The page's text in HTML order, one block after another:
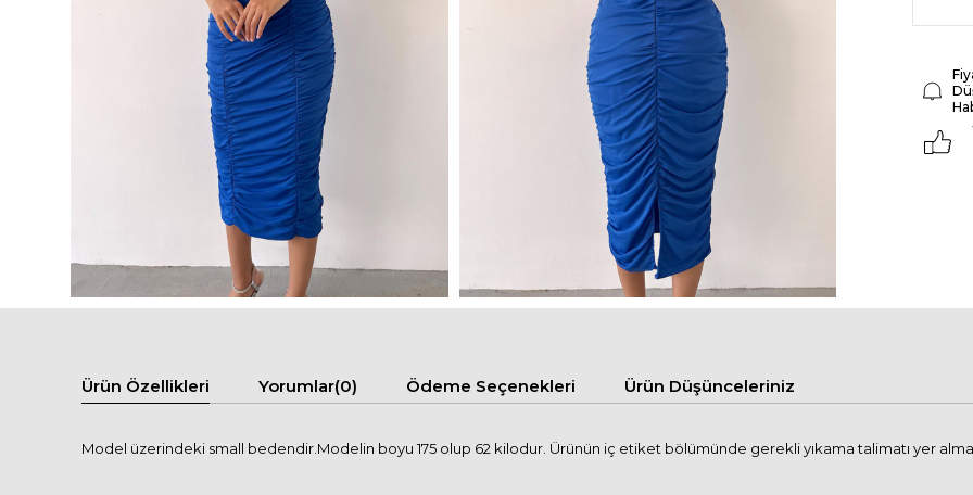
Ürün Özellikleri Yorumlar(0) Ödeme Seçenekleri Ürün Düşünceleriniz
Model üzerindeki small bedendir.Modelin boyu 175 olup 62 kilodur. Ürünün iç etiket bölümünde gerekli yıkama talimatı yer